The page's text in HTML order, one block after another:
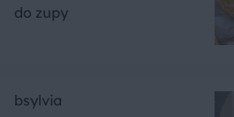
do zupy
bsylvia